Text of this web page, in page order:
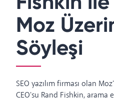
Moz
Söyleşi
SEO yazılım firması olan
CEO'su Rand Fishkin,